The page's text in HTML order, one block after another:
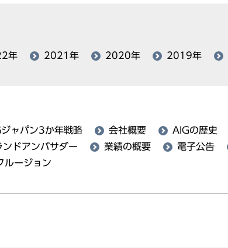
年 2021年 2020年 2019年
ャパン3か年戦略 会社概要 AIGの歴史
ンドアンバサダー 業績の概要 電子公告
ルージョン